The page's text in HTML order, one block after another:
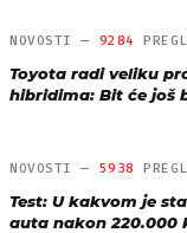
NOVOSTI — 9284
Toyota radi veliku
hibridima: Bit će još
NOVOSTI — 5938
Test: U kakvom je
auta nakon 220.000